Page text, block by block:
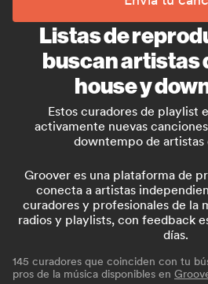
Listas de
buscan artistas
house y
Estos curadores de playlist
activamente nuevas
downtempo de artistas
Groover es una plataforma de
conecta a artistas
curadores y profesionales de la
radios y playlists, con feedback
días.
145 curadores que coinciden con tu
pros de la música disponibles en